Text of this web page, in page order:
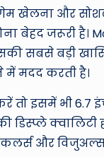
खेलना और
बेहद जरूरी है।
सबसे बड़ी
में मदद करती है।
तो इसमें भी 6.7
डिस्प्ले
कलर्स और